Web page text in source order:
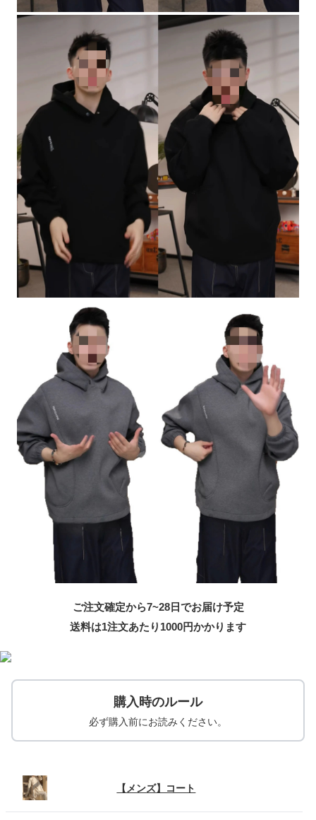
ご注文確定から7~28日でお届け予定
送料は1注文あたり 1000円かかります
購入時のルール
必ず購入前にお読みください。
【メンズ】コート